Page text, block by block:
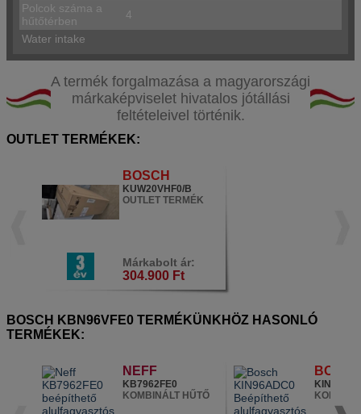
Polcok száma a
hűtőtérben
4
Water intake
A termék forgalmazása a magyarországi
márkaképviselet hivatalos jótállási
feltételeivel történik.
OUTLET TERMÉKEK:
BOSCH
KUW20VHF0/B
OUTLET TERMÉK
Márkabolt ár:
304.900 Ft
BOSCH KBN96VFE0 TERMÉKÜNKHÖZ HASONLÓ
TERMÉKEK:
NEFF
KB7962FE0
KOMBINÁLT HŰTŐ
BOSCH